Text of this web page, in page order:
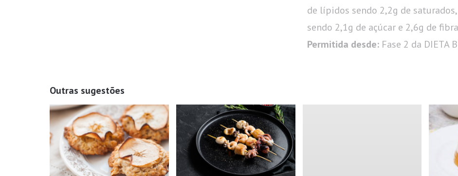
de lípidos sendo 2,2g de
sendo 2,1g de açúcar e 2,6g de
Permitida desde: Fase 2 da DIETA
Outras sugestões